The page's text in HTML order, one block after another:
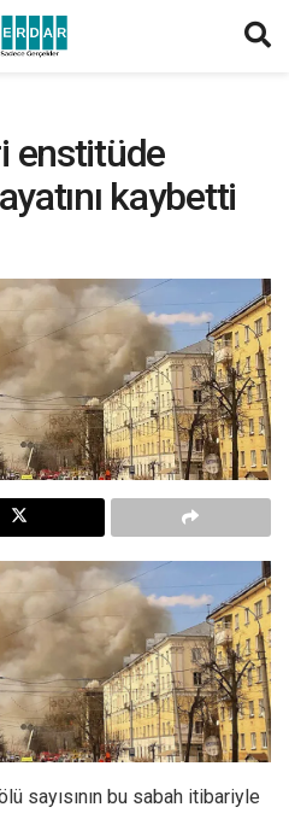
enstitüde
kaybetti
sayısının bu sabah itibariyle